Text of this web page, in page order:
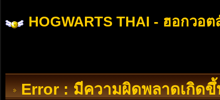
HOGWARTS THAI - ฮอกวอต
Error : มีความผิดพลาดเกิดขึ้